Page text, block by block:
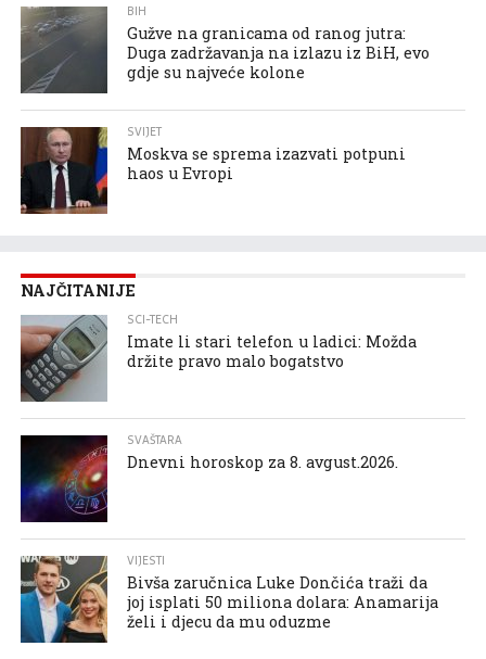
BIH
Gužve na granicama od ranog jutra:
Duga zadržavanja na izlazu iz BiH, evo
gdje su najveće kolone
SVIJET
Moskva se sprema izazvati potpuni
haos u Evropi
NAJČITANIJE
SCI-TECH
Imate li stari telefon u ladici: Možda
držite pravo malo bogatstvo
SVAŠTARA
Dnevni horoskop za 8. avgust.2026.
VIJESTI
Bivša zaručnica Luke Dončića traži da
joj isplati 50 miliona dolara: Anamarija
želi i djecu da mu oduzme